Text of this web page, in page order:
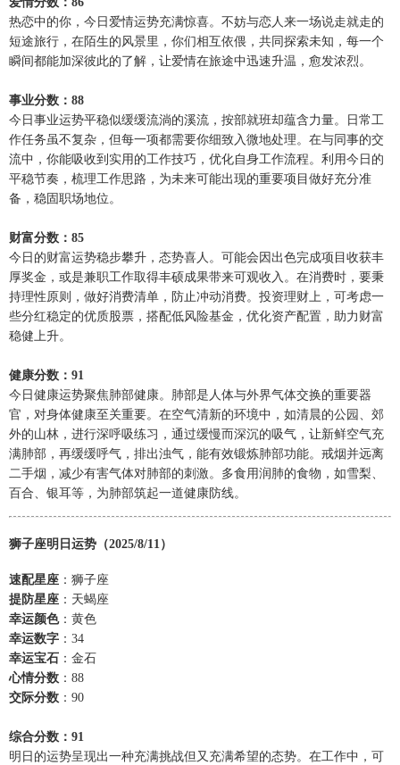
热恋中的你，今日爱情运势充满惊喜。不妨与恋人来一场说走就走的
短途旅行，在陌生的风景里，你们相互依偎，共同探索未知，每一个
瞬间都能加深彼此的了解，让爱情在旅途中迅速升温，愈发浓烈。
事业分数：88
今日事业运势平稳似缓缓流淌的溪流，按部就班却蕴含力量。日常工
作任务虽不复杂，但每一项都需要你细致入微地处理。在与同事的交
流中，你能吸收到实用的工作技巧，优化自身工作流程。利用今日的
平稳节奏，梳理工作思路，为未来可能出现的重要项目做好充分准
备，稳固职场地位。
财富分数：85
今日的财富运势稳步攀升，态势喜人。可能会因出色完成项目收获丰
厚奖金，或是兼职工作取得丰硕成果带来可观收入。在消费时，要秉
持理性原则，做好消费清单，防止冲动消费。投资理财上，可考虑一
些分红稳定的优质股票，搭配低风险基金，优化资产配置，助力财富
稳健上升。
健康分数：91
今日健康运势聚焦肺部健康。肺部是人体与外界气体交换的重要器
官，对身体健康至关重要。在空气清新的环境中，如清晨的公园、郊
外的山林，进行深呼吸练习，通过缓慢而深沉的吸气，让新鲜空气充
满肺部，再缓缓呼气，排出浊气，能有效锻炼肺部功能。戒烟并远离
二手烟，减少有害气体对肺部的刺激。多食用润肺的食物，如雪梨、
百合、银耳等，为肺部筑起一道健康防线。
狮子座明日运势（2025/8/11）
速配星座 ：狮子座
提防星座 ：天蝎座
幸运颜色：黄色
幸运数字 ：34
幸运宝石 ：金石
心情分数 ：88
交际分数 ：90
综合分数：91
明日的运势呈现出一种充满挑战但又充满希望的态势。在工作中，可